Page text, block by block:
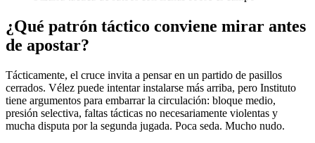
¿Qué patrón táctico conviene mirar antes
de apostar?
Tácticamente, el cruce invita a pensar en un partido de pasillos
cerrados. Vélez puede intentar instalarse más arriba, pero Instituto
tiene argumentos para embarrar la circulación: bloque medio,
presión selectiva, faltas tácticas no necesariamente violentas y
mucha disputa por la segunda jugada. Poca seda. Mucho nudo.